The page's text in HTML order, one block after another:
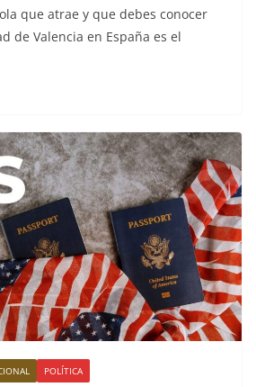
que atrae y que debes conocer
de Valencia en España es el
POLÍTICA